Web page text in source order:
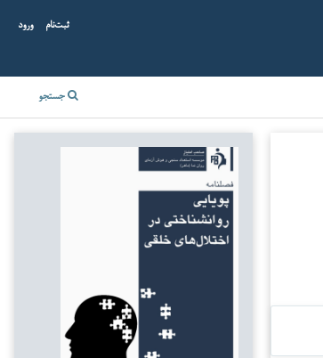
جستجو
ثبت‌نام ورود